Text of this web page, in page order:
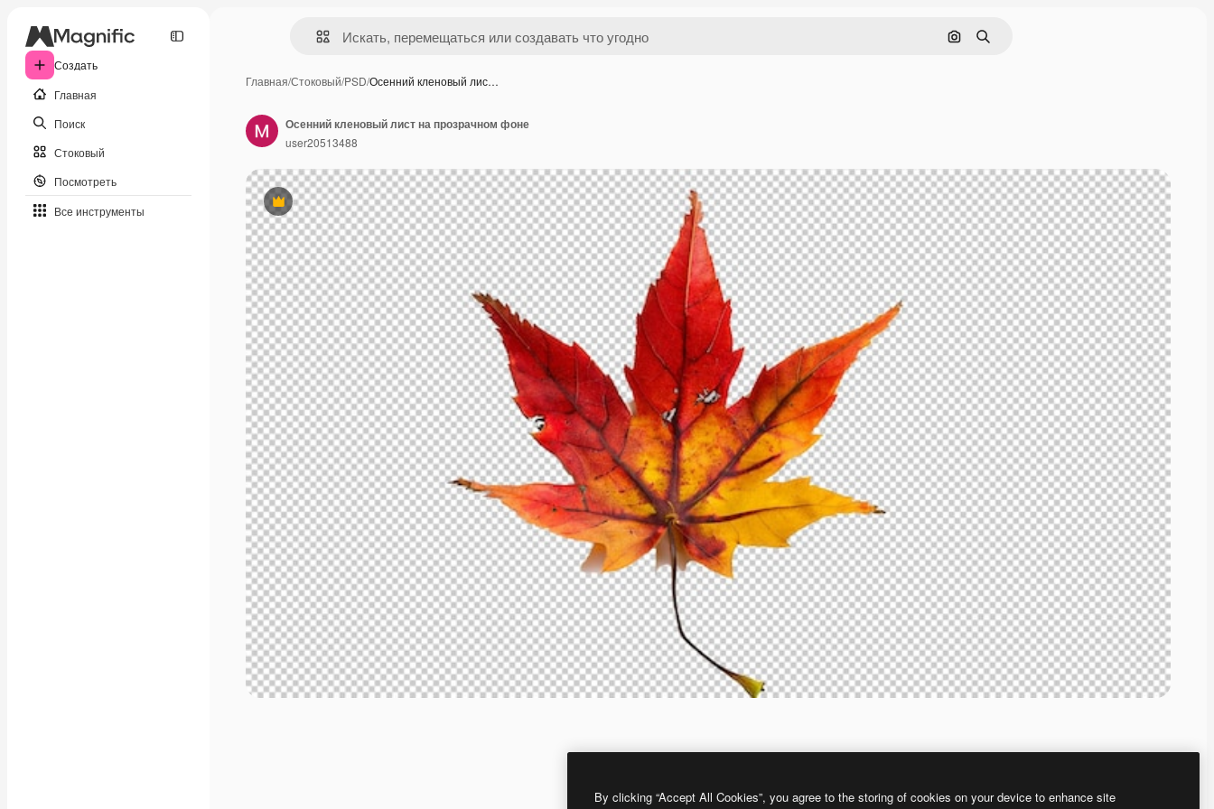
Создать
Главная
Поиск
Стоковый
Посмотреть
Все инструменты
Поиск по изображению
Поиск
Главная/Стоковый/PSD/Осенний кленовый лис…
Премиум
Осенний кленовый лист на прозрачном фоне
user20513488
By clicking “Accept All Cookies”, you agree to the storing of cookies on your device to enhance site